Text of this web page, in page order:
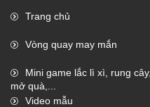
Trang chủ
Vòng quay may mắn
Mini game lắc lì xì, rung cây,
mở quà,...
Video mẫu